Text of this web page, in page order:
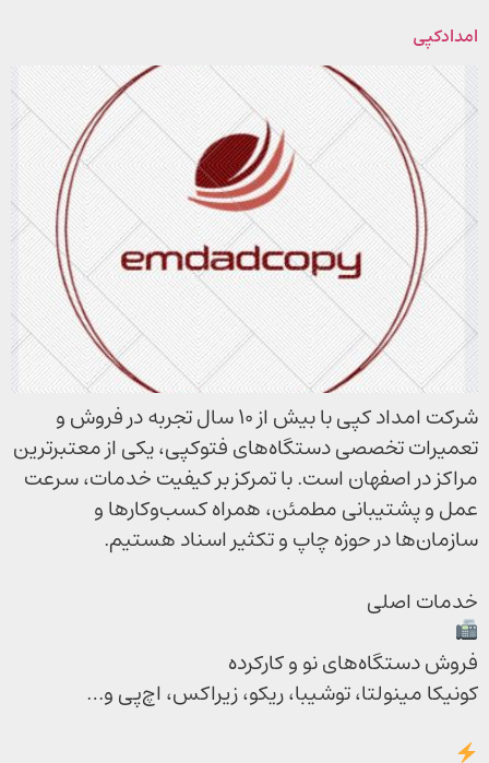
امدادکپی
شرکت امداد کپی با بیش از ۱۰ سال تجربه در فروش و
تعمیرات تخصصی دستگاه‌های فتوکپی، یکی از معتبرترین
مراکز در اصفهان است. با تمرکز بر کیفیت خدمات، سرعت
عمل و پشتیبانی مطمئن، همراه کسب‌وکارها و
سازمان‌ها در حوزه چاپ و تکثیر اسناد هستیم.
خدمات اصلی
فروش دستگاه‌های نو و کارکرده
کونیکا مینولتا، توشیبا، ریکو، زیراکس، اچ‌پی و…